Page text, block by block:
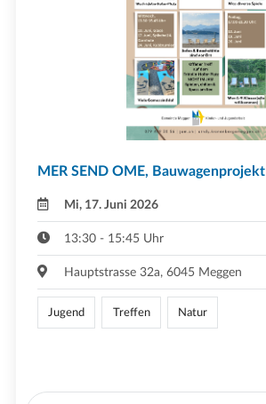
MER SEND OME, Bauwagenprojekt
Mi, 17. Juni 2026
13:30 - 15:45 Uhr
Hauptstrasse 32a, 6045 Meggen
Jugend Treffen Natur